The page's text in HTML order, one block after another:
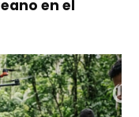
en el